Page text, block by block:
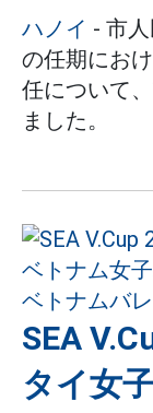
ハノイ - 市
の任期にお
任について
ました。
SEA
タイ女